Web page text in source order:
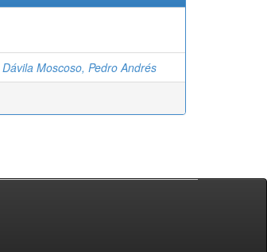
Dávila Moscoso, Pedro Andrés